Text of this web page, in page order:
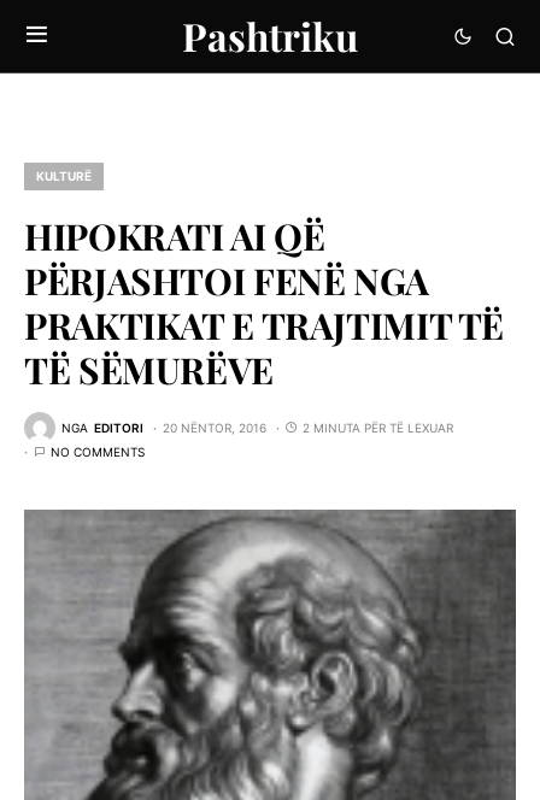
Pashtriku
KULTURË
HIPOKRATI AI QË
PËRJASHTOI FENË NGA
PRAKTIKAT E TRAJTIMIT TË
TË SËMURËVE
NGA EDITORI 20 NËNTOR, 2016
2 MINUTA PËR TË LEXUAR
NO COMMENTS